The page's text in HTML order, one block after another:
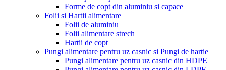
Forme de copt din aluminiu si capace
Folii si Hartii alimentare
Folii de aluminiu
Folii alimentare strech
Hartii de copt
Pungi alimentare pentru uz casnic si Pungi de hartie
Pungi alimentare pentru uz casnic din HDPE